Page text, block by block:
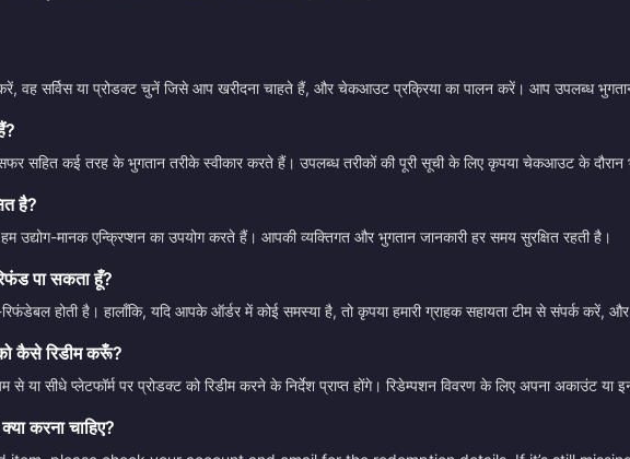
वह सर्विस या प्रोडक्ट चुनें जिसे आप खरीदना चाहते हैं, और चेकआउट प्रक्रिया का पालन करें। आप उपलब्ध
सहित कई तरह के भुगतान तरीके स्वीकार करते हैं। उपलब्ध तरीकों की पूरी सूची के लिए कृपया चेकआउट के दौरान
है?
उद्योग-मानक एन्क्रिप्शन का उपयोग करते हैं। आपकी व्यक्तिगत और भुगतान जानकारी हर समय सुरक्षित रहती है।
पा सकता हूँ?
रिफंडेबल होती है। हालाँकि, यदि आपके ऑर्डर में कोई समस्या है, तो कृपया हमारी ग्राहक सहायता टीम से संपर्क करें,
कैसे रिडीम करूँ?
या सीधे प्लेटफॉर्म पर प्रोडक्ट को रिडीम करने के निर्देश प्राप्त होंगे। रिडेम्पशन विवरण के लिए अपना अकाउंट
करना चाहिए?